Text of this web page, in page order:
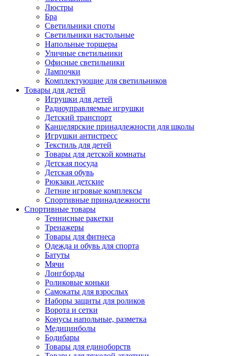
Люстры
Бра
Светильники споты
Светильники настольные
Напольные торшеры
Уличные светильники
Офисные светильники
Лампочки
Комплектующие для светильников
Товары для детей
Игрушки для детей
Радиоуправляемые игрушки
Детский транспорт
Канцелярские принадлежности для школы
Игрушки антистресс
Текстиль для детей
Товары для детской комнаты
Детская посуда
Детская обувь
Рюкзаки детские
Летние игровые комплексы
Спортивные принадлежности
Спортивные товары
Теннисные ракетки
Тренажеры
Товары для фитнеса
Одежда и обувь для спорта
Батуты
Мячи
Лонгборды
Роликовые коньки
Самокаты для взрослых
Наборы защиты для роликов
Ворота и сетки
Конусы напольные, разметка
Медицинболы
Бодибары
Товары для единоборств